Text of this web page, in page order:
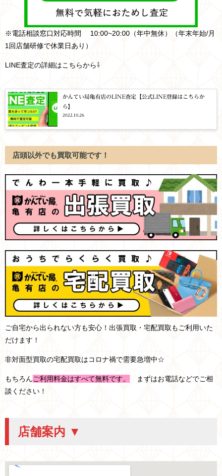
※電話相談窓口対応時間 10:00~20:00（年中無休）（年末年始/月
1回店舗研修で休業日あり）
LINE査定の詳細はこちらから⇩
かんてい局亀有店のLINE査定【公式LINE登録はこちらか
ら】
2022.10.26
店頭以外でも買取可能です！
ご自宅から出られない方も安心！出張買取・宅配買取もご利用いた
だけます！
非対面型買取の宅配買取はコロナ禍で需要急増中☆
もちろんご利用料金はすべて無料です。
まずはお電話などでご相
談ください！
店舗案内 ▼